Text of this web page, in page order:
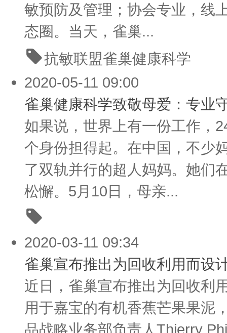
敏预防及管理；协会专业，线
态圈。当天，雀巢...
抗敏联盟雀巢健康科学
2020-05-11 09:00
雀巢健康科学致敬母爱：专业
如果说，世界上有一份工作，
个身份担得起。在中国，不少
了双轨并行的超人妈妈。她们
松懈。5月10日，母亲...
2020-03-11 09:34
雀巢宣布推出为回收利用而设
近日，雀巢宣布推出为回收利
用于嘉宝的有机香蕉芒果果泥
品战略业务部负责人Thierry